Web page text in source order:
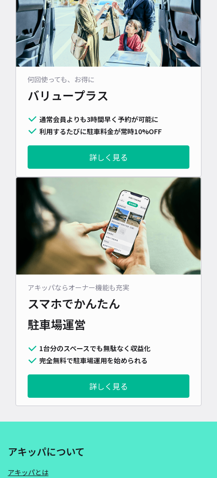
何回使っても、お得に
バリュープラス
通常会員よりも3時間早く予約が可能に
利用するたびに駐車料金が常時10%OFF
詳しく見る
アキッパならオーナー機能も充実
スマホでかんたん
駐車場運営
1台分のスペースでも無駄なく収益化
完全無料で駐車場運用を始められる
詳しく見る
アキッパについて
アキッパとは